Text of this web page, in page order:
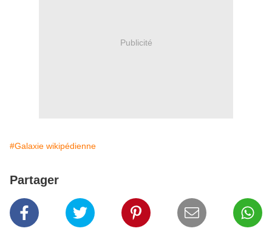
Publicité
#Galaxie wikipédienne
Partager